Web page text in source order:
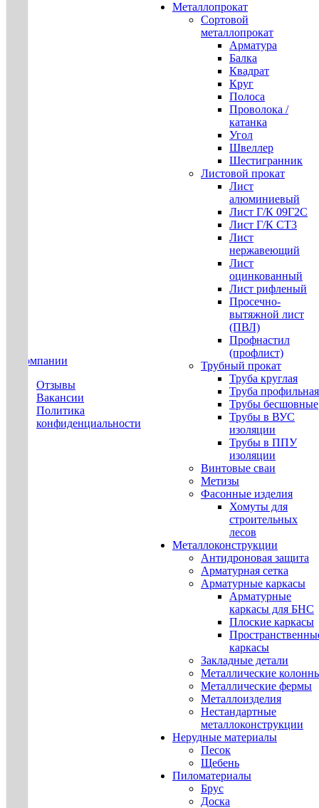
О компании
Отзывы
Вакансии
Политика
конфиденциальности
Металлопрокат
Сортовой
металлопрокат
Арматура
Балка
Квадрат
Круг
Полоса
Проволока /
катанка
Угол
Швеллер
Шестигранник
Листовой прокат
Лист
алюминиевый
Лист Г/К 09Г2С
Лист Г/К СТ3
Лист
нержавеющий
Лист
оцинкованный
Лист рифленый
Просечно-
вытяжной лист
(ПВЛ)
Профнастил
(профлист)
Трубный прокат
Труба круглая
Труба профильная
Трубы бесшовные
Трубы в ВУС
изоляции
Трубы в ППУ
изоляции
Винтовые сваи
Метизы
Фасонные изделия
Хомуты для
строительных
лесов
Металлоконструкции
Антидроновая защита
Арматурная сетка
Арматурные каркасы
Арматурные
каркасы для БНС
Плоские каркасы
каркасы
Закладные детали
Металлические
Металлические фермы
Металлоизделия
Нестандартные
металлоконструкции
Нерудные материалы
Песок
Щебень
Пиломатериалы
Брус
Доска